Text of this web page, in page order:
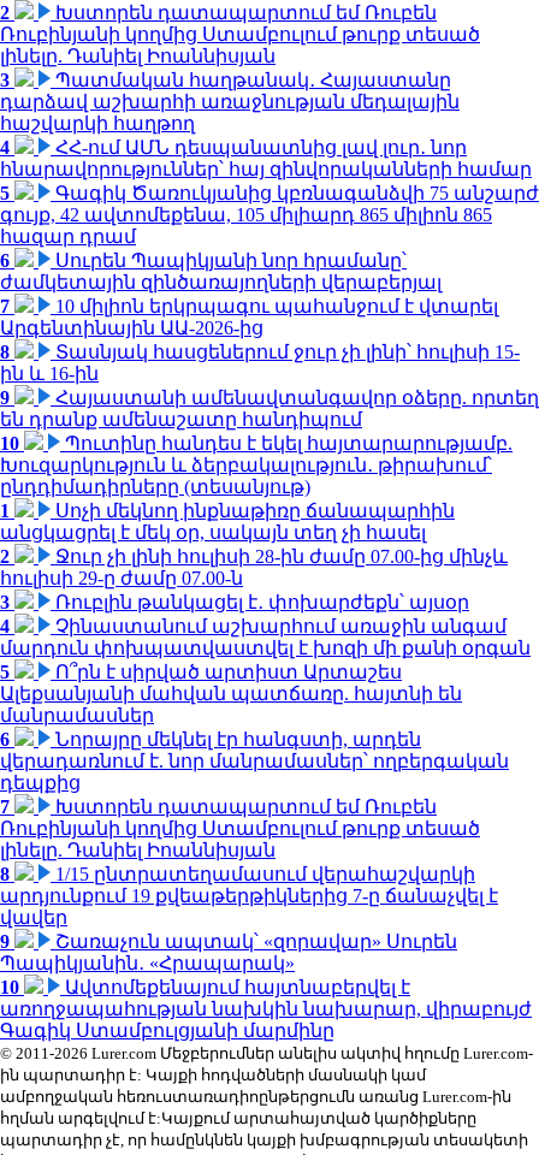
2
Խստորեն դատապարտում եմ Ռուբեն
Ռուբինյանի կողմից Ստամբուլում թուրք տեսած
լինելը. Դանիել Իոաննիսյան
3
Պատմական հաղթանակ․ Հայաստանը
դարձավ աշխարհի առաջնության մեդալային
հաշվարկի հաղթող
4
ՀՀ-ում ԱՄՆ դեսպանատնից լավ լուր․ նոր
հնարավորություններ՝ հայ զինվորականների համար
5
Գագիկ Ծառուկյանից կբռնագանձվի 75 անշարժ
գույք, 42 ավտոմեքենա, 105 միլիարդ 865 միլիոն 865
հազար դրամ
6
Սուրեն Պապիկյանի նոր հրամանը՝
ժամկետային զինծառայողների վերաբերյալ
7
10 միլիոն երկրպագու պահանջում է վտարել
Արգենտինային ԱԱ-2026-ից
8
Տասնյակ հասցեներում ջուր չի լինի՝ հուլիսի 15-
ին և 16-ին
9
Հայաստանի ամենավտանգավոր օձերը. որտեղ
են դրանք ամենաշատը հանդիպում
10
Պուտինը հանդես է եկել հայտարարությամբ.
Խուզարկություն և ձերբակալություն․ թիրախում՝
ընդդիմադիրները (տեսանյութ)
1
Սոչի մեկնող ինքնաթիռը ճանապարհին
անցկացրել է մեկ օր, սակայն տեղ չի հասել
2
Ջուր չի լինի հուլիսի 28-ին ժամը 07.00-ից մինչև
հուլիսի 29-ը ժամը 07.00-ն
3
Ռուբլին թանկացել է․ փոխարժեքն՝ այսօր
4
Չինաստանում աշխարհում առաջին անգամ
մարդուն փոխպատվաստվել է խոզի մի քանի օրգան
5
Ո՞րն է սիրված արտիստ Արտաշես
Ալեքսանյանի մահվան պատճառը. հայտնի են
մանրամասներ
6
Նորայրը մեկնել էր հանգստի, արդեն
վերադառնում է. նոր մանրամասներ՝ ողբերգական
դեպքից
7
Խստորեն դատապարտում եմ Ռուբեն
Ռուբինյանի կողմից Ստամբուլում թուրք տեսած
լինելը. Դանիել Իոաննիսյան
8
1/15 ընտրատեղամասում վերահաշվարկի
արդյունքում 19 քվեաթերթիկներից 7-ը ճանաչվել է
վավեր
9
Շառաչուն ապտակ՝ «զորավար» Սուրեն
Պապիկյանին․ «Հրապարակ»
10
Ավտոմեքենայում հայտնաբերվել է
առողջապահության նախկին նախարար, վիրաբույժ
Գագիկ Ստամբուլցյանի մարմինը
© 2011-2026 Lurer.com Մեջբերումներ անելիս ակտիվ հղումը Lurer.com-
ին պարտադիր է: Կայքի հոդվածների մասնակի կամ
ամբողջական հեռուստառադիոընթերցումն առանց Lurer.com-ին
հղման արգելվում է:Կայքում արտահայտված կարծիքները
պարտադիր չէ, որ համընկնեն կայքի խմբագրության տեսակետի